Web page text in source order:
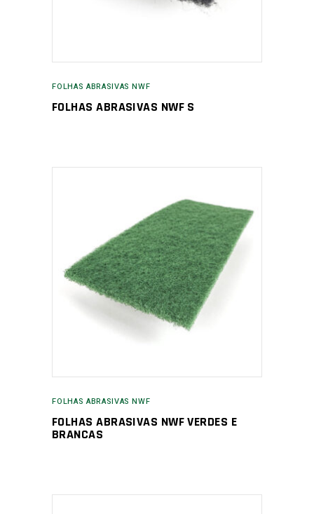
FOLHAS ABRASIVAS NWF
FOLHAS ABRASIVAS NWF S
FOLHAS ABRASIVAS NWF
FOLHAS ABRASIVAS NWF VERDES E
BRANCAS